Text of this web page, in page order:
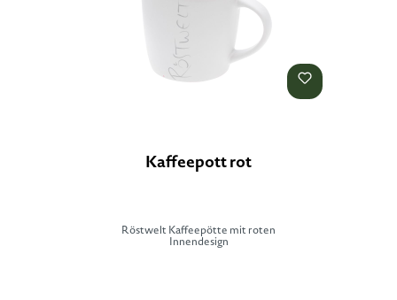
Kaffeepott rot
Röstwelt Kaffeepötte mit roten
Innendesign